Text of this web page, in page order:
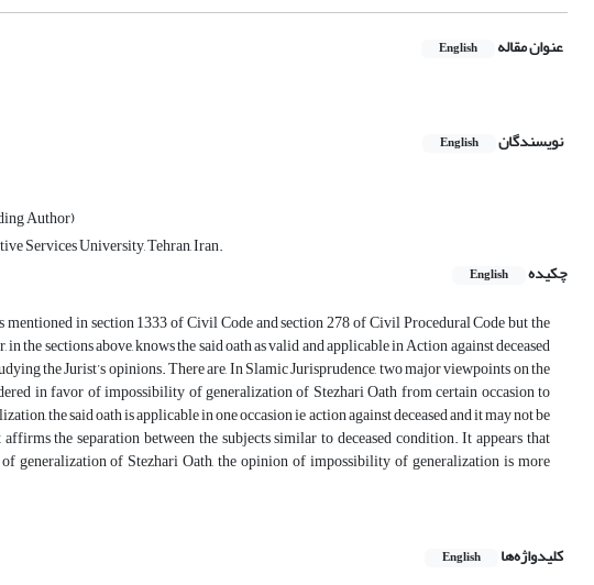
عنوان مقاله English
نویسندگان English
Author)
Services University, Tehran, Iran.
چکیده
English
in section 1333 of Civil Code and section 278 of Civil Procedural Code but the
the sections above, knows the said oath as valid and applicable in Action against deceased
the Jurist’s opinions. There are, In Slamic Jurisprudence, two major viewpoints on the
in favor of impossibility of generalization of Stezhari Oath from certain occasion to
the said oath is applicable in one occasion ie action against deceased and it may not be
the separation between the subjects similar to deceased condition. It appears that
generalization of Stezhari Oath, the opinion of impossibility of generalization is more
کلیدواژه‌ها English